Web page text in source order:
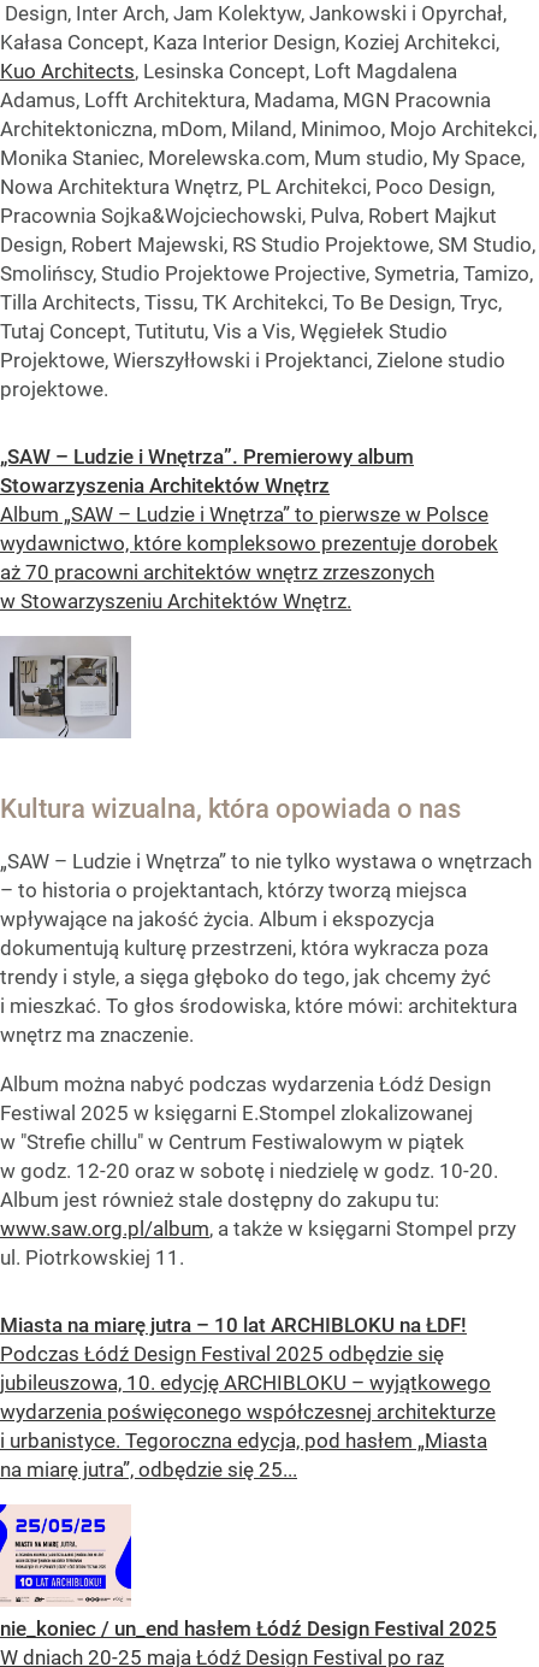
Design, Inter Arch, Jam Kolektyw, Jankowski i Opyrchał,
Kałasa Concept, Kaza Interior Design, Koziej Architekci,
Kuo Architects, Lesinska Concept, Loft Magdalena
Adamus, Lofft Architektura, Madama, MGN Pracownia
Architektoniczna, mDom, Miland, Minimoo, Mojo Architekci,
Monika Staniec, Morelewska.com, Mum studio, My Space,
Nowa Architektura Wnętrz, PL Architekci, Poco Design,
Pracownia Sojka&Wojciechowski, Pulva, Robert Majkut
Design, Robert Majewski, RS Studio Projektowe, SM Studio,
Smolińscy, Studio Projektowe Projective, Symetria, Tamizo,
Tilla Architects, Tissu, TK Architekci, To Be Design, Tryc,
Tutaj Concept, Tutitutu, Vis a Vis, Węgiełek Studio
Projektowe, Wierszyłłowski i Projektanci, Zielone studio
projektowe.
„SAW – Ludzie i Wnętrza”. Premierowy album
Stowarzyszenia Architektów Wnętrz
Album „SAW – Ludzie i Wnętrza” to pierwsze w Polsce
wydawnictwo, które kompleksowo prezentuje dorobek
aż 70 pracowni architektów wnętrz zrzeszonych
w Stowarzyszeniu Architektów Wnętrz.
Kultura wizualna, która opowiada o nas
„SAW – Ludzie i Wnętrza” to nie tylko wystawa o wnętrzach
– to historia o projektantach, którzy tworzą miejsca
wpływające na jakość życia. Album i ekspozycja
dokumentują kulturę przestrzeni, która wykracza poza
trendy i style, a sięga głęboko do tego, jak chcemy żyć
i mieszkać. To głos środowiska, które mówi: architektura
wnętrz ma znaczenie.
Album można nabyć podczas wydarzenia Łódź Design
Festiwal 2025 w księgarni E.Stompel zlokalizowanej
w "Strefie chillu" w Centrum Festiwalowym w piątek
w godz. 12-20 oraz w sobotę i niedzielę w godz. 10-20.
Album jest również stale dostępny do zakupu tu:
www.saw.org.pl/album, a także w księgarni Stompel przy
ul. Piotrkowskiej 11.
Miasta na miarę jutra – 10 lat ARCHIBLOKU na ŁDF!
Podczas Łódź Design Festival 2025 odbędzie się
jubileuszowa, 10. edycję ARCHIBLOKU – wyjątkowego
wydarzenia poświęconego współczesnej architekturze
i urbanistyce. Tegoroczna edycja, pod hasłem „Miasta
na miarę jutra”, odbędzie się 25...
nie_koniec / un_end hasłem Łódź Design Festival 2025
W dniach 20-25 maja Łódź Design Festival po raz